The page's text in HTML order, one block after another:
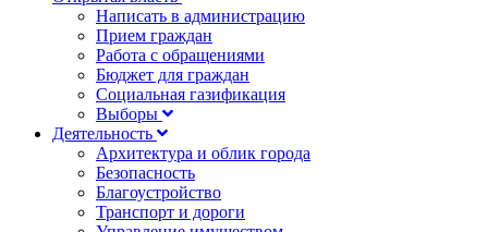
Написать в администрацию
Прием граждан
Работа с обращениями
Бюджет для граждан
Социальная газификация
Выборы
Деятельность
Архитектура и облик города
Безопасность
Благоустройство
Транспорт и дороги